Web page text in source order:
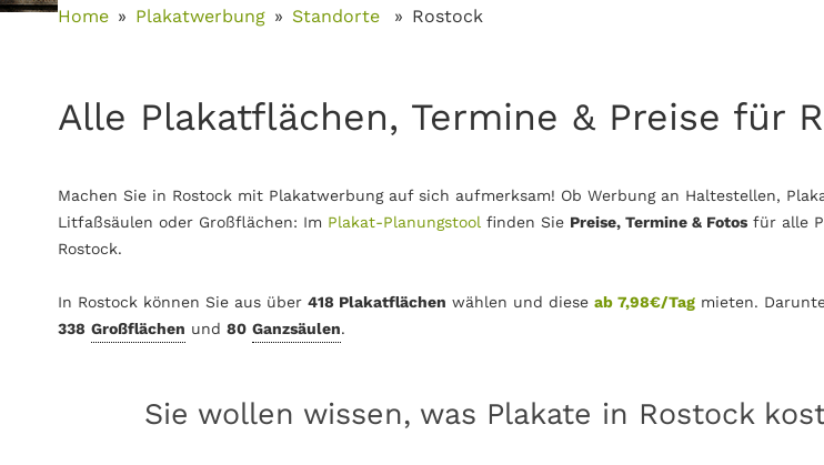
Home Plakatwerbung Standorte Rostock
Alle Plakatflächen, Termine & Preise für
Machen Sie in Rostock mit Plakatwerbung auf sich aufmerksam! Ob Werbung an Haltestellen,
Litfaßsäulen oder Großflächen: Im Plakat-Planungstool finden Sie Preise, Termine & Fotos für alle
Rostock.
In Rostock können Sie aus über 418 Plakatflächen wählen und diese ab 7,98€/Tag mieten.
338 Großflächen und 80 Ganzsäulen.
Sie wollen wissen, was Plakate in Rostock